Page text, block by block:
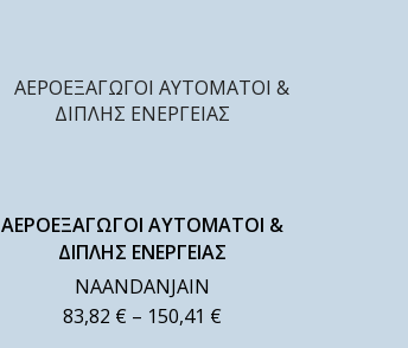
ΑΕΡΟΕΞΑΓΩΓΟΙ ΑΥΤΟΜΑΤΟΙ &
ΔΙΠΛΗΣ ΕΝΕΡΓΕΙΑΣ
NAANDANJAIN
83,82 € – 150,41 €